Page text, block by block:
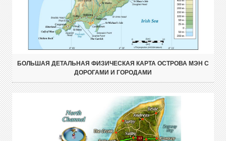
БОЛЬШАЯ ДЕТАЛЬНАЯ ФИЗИЧЕСКАЯ КАРТА ОСТРОВА МЭН С
ДОРОГАМИ И ГОРОДАМИ